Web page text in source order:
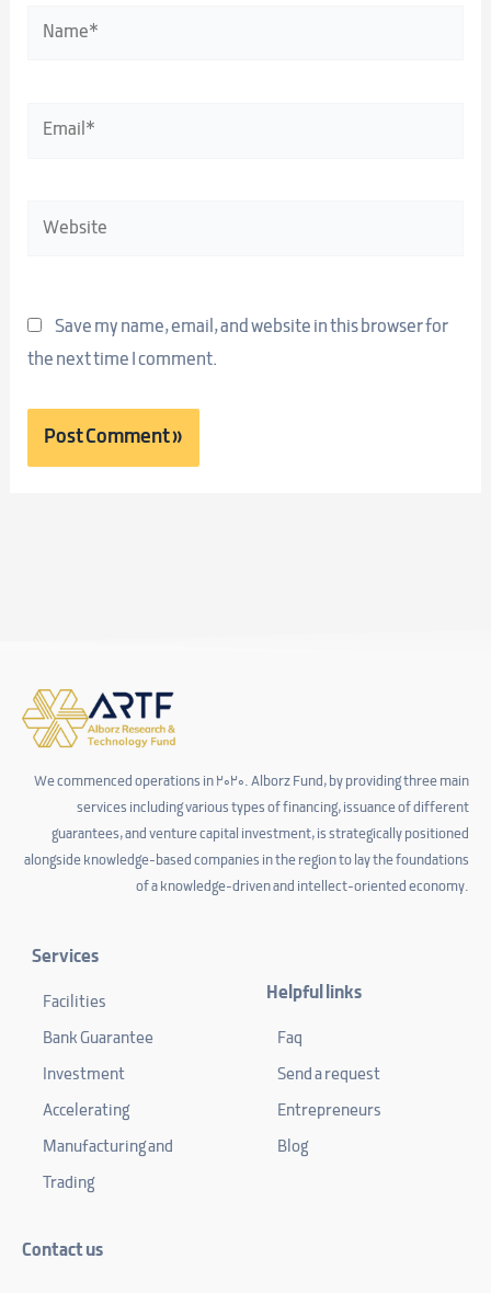
Name*
Email*
Website
Save my name, email, and website in this browser for
the next time I comment.
We commenced operations in 2020. Alborz Fund, by providing three main
services including various types of financing, issuance of different
guarantees, and venture capital investment, is strategically positioned
alongside knowledge-based companies in the region to lay the foundations
of a knowledge-driven and intellect-oriented economy.
Services
Facilities
Bank Guarantee
Investment
Accelerating
Manufacturing and
Trading
Helpful links
Faq
Send a request
Entrepreneurs
Blog
Contact us